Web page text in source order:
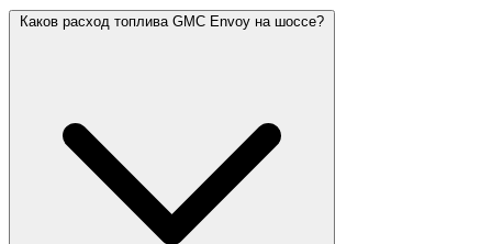
Каков расход топлива GMC Envoy на шоссе?